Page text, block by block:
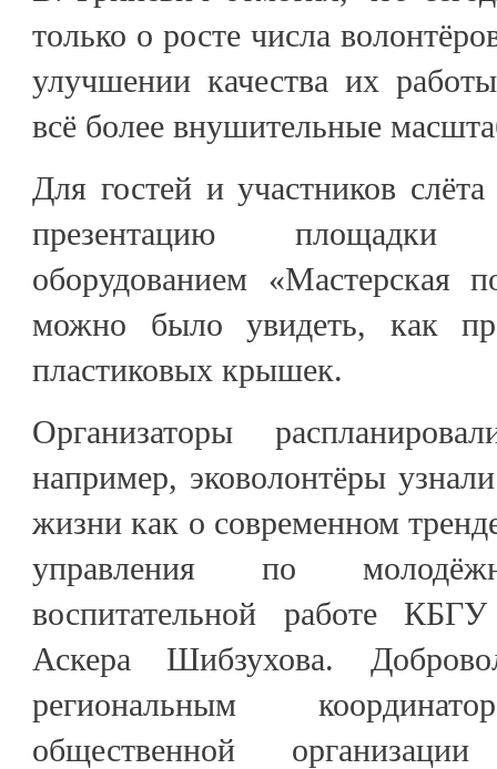
только о росте числа
улучшении качества их
всё более внушительные
Для гостей и участников
презентацию площадки
оборудованием «Мастерская
можно было увидеть, как
пластиковых крышек.
Организаторы
например, эковолонтёры
жизни как о современном
управления по
воспитательной работе
Аскера Шибзухова.
региональным
общественной организации